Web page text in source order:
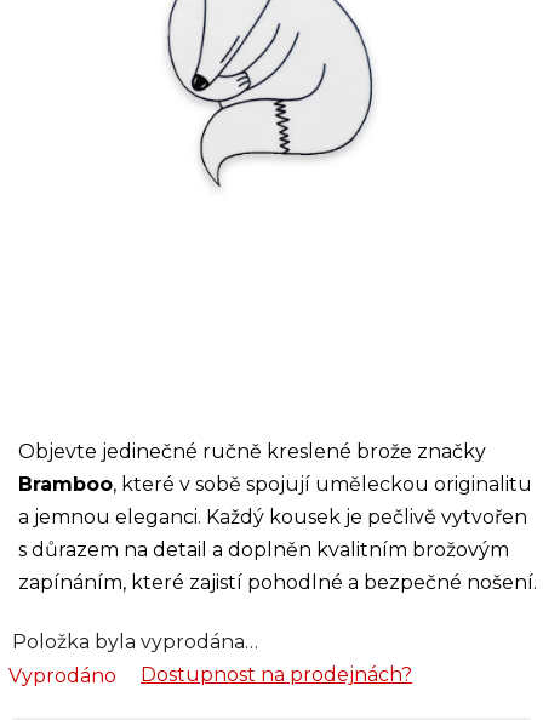
Objevte jedinečné ručně kreslené brože značky
Bramboo, které v sobě spojují uměleckou originalitu
a jemnou eleganci. Každý kousek je pečlivě vytvořen
s důrazem na detail a doplněn kvalitním brožovým
zapínáním, které zajistí pohodlné a bezpečné nošení.
Položka byla vyprodána…
Vyprodáno
Dostupnost na prodejnách?